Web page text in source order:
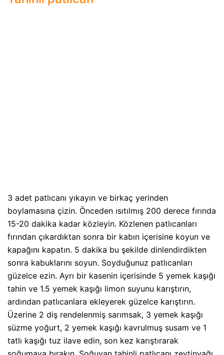
3 adet patlıcanı yıkayın ve birkaç yerinden
boylamasına çizin. Önceden ısıtılmış 200 derece fırında
15-20 dakika kadar közleyin. Közlenen patlıcanları
fırından çıkardıktan sonra bir kabın içerisine koyun ve
kapağını kapatın. 5 dakika bu şekilde dinlendirdikten
sonra kabuklarını soyun. Soyduğunuz patlıcanları
güzelce ezin. Ayrı bir kasenin içerisinde 5 yemek kaşığı
tahin ve 1.5 yemek kaşığı limon suyunu karıştırın,
ardından patlıcanlara ekleyerek güzelce karıştırın.
Üzerine 2 diş rendelenmiş sarımsak, 3 yemek kaşığı
süzme yoğurt, 2 yemek kaşığı kavrulmuş susam ve 1
tatlı kaşığı tuz ilave edin, son kez karıştırarak